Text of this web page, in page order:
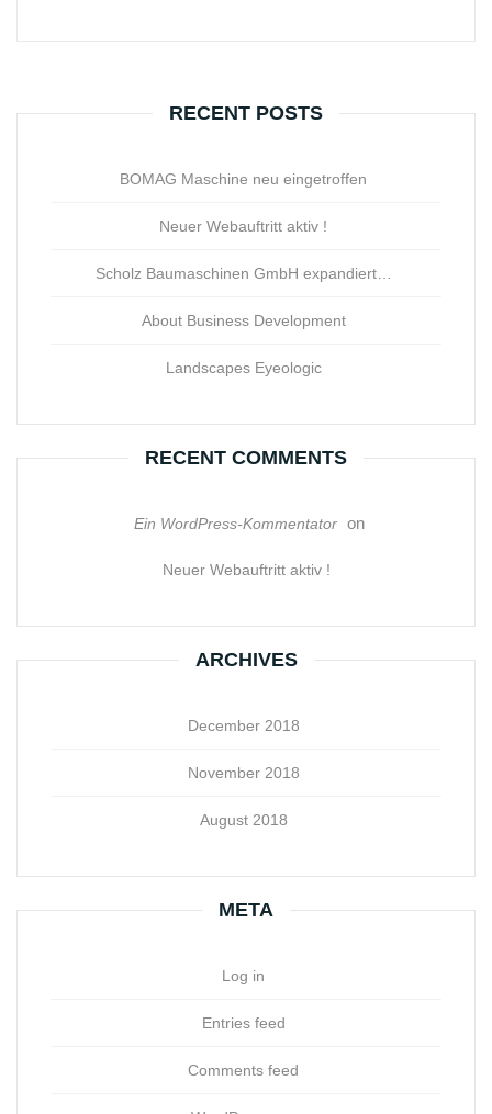
RECENT POSTS
BOMAG Maschine neu eingetroffen
Neuer Webauftritt aktiv !
Scholz Baumaschinen GmbH expandiert…
About Business Development
Landscapes Eyeologic
RECENT COMMENTS
Ein WordPress-Kommentator on
Neuer Webauftritt aktiv !
ARCHIVES
December 2018
November 2018
August 2018
META
Log in
Entries feed
Comments feed